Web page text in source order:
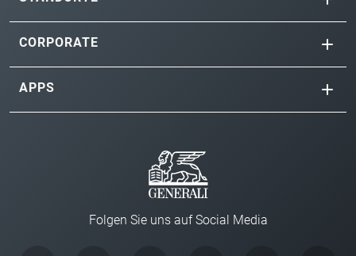
CORPORATE
APPS
Folgen Sie uns auf Social Media